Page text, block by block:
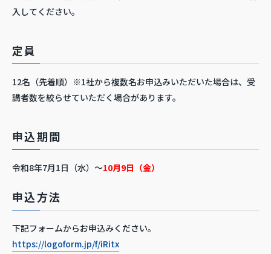
入してください。
定員
12名（先着順）※1社から複数名お申込みいただいた場合は、受
講者数を絞らせていただく場合があります。
申込期間
令和8年7月1日（水）～10月9日（金）
申込方法
下記フォームからお申込みください。
https://logoform.jp/f/iRitx